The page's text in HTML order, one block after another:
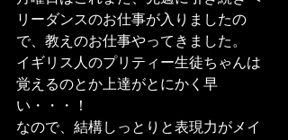
リーダンスのお仕事が入りましたの
で、教えのお仕事やってきました。
イギリス人のプリティー生徒ちゃんは
覚えるのとか上達がとにかく早
い・・・！
なので、結構しっとりと表現力がメイ